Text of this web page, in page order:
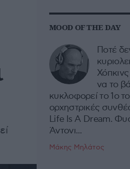
MOOD OF THE DAY
Ποτέ
να το
κυκλοφορεί το 1ο
ορχηστρικές
Life Is A Dream.
Άντονι...
Μάκης Μηλάτος